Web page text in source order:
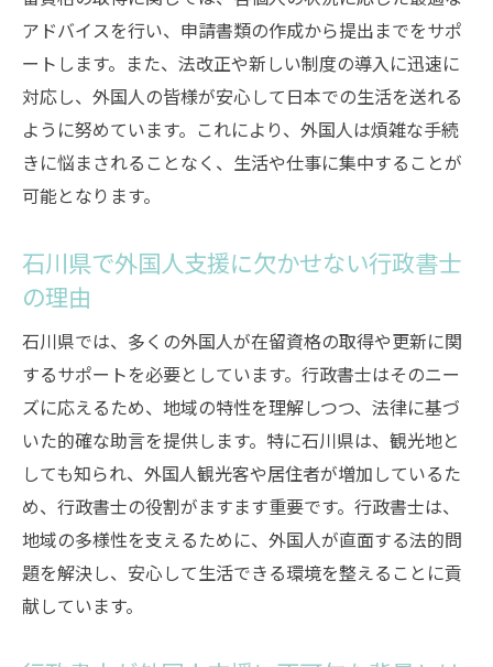
アドバイスを行い、申請書類の作成から提出までをサポ
ートします。また、法改正や新しい制度の導入に迅速に
対応し、外国人の皆様が安心して日本での生活を送れる
ように努めています。これにより、外国人は煩雑な手続
きに悩まされることなく、生活や仕事に集中することが
可能となります。
石川県で外国人支援に欠かせない行政書士
の理由
石川県では、多くの外国人が在留資格の取得や更新に関
するサポートを必要としています。行政書士はそのニー
ズに応えるため、地域の特性を理解しつつ、法律に基づ
いた的確な助言を提供します。特に石川県は、観光地と
しても知られ、外国人観光客や居住者が増加しているた
め、行政書士の役割がますます重要です。行政書士は、
地域の多様性を支えるために、外国人が直面する法的問
題を解決し、安心して生活できる環境を整えることに貢
献しています。